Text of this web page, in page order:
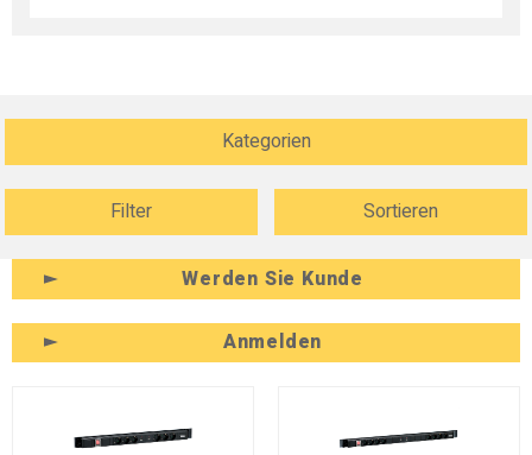
Kategorien
Filter Sortieren
Werden Sie Kunde
Anmelden